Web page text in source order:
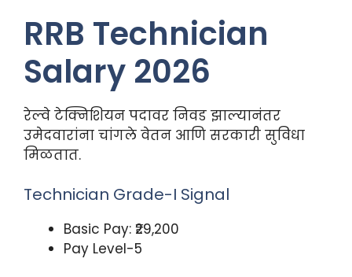
RRB Technician
Salary 2026
रेल्वे टेक्निशियन पदावर निवड झाल्यानंतर
उमेदवारांना चांगले वेतन आणि सरकारी सुविधा
मिळतात.
Technician Grade-I Signal
Basic Pay: ₹29,200
Pay Level-5